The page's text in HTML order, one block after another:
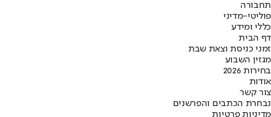
תחבורה
פוליטי-מדיני
כללי ומידע
דף הבית
זמני כניסת וצאת שבת
מגזין השבוע
בחירות 2026
אודות
צור קשר
נבחרת הכתבים והפרשנים
מדיניות פרטיות